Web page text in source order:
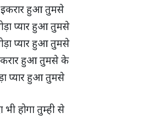
इकरार हुआ तुमसे
प्यार हुआ तुमसे
प्यार हुआ तुमसे
हुआ तुमसे के
प्यार हुआ तुमसे
भी होगा तुम्ही से